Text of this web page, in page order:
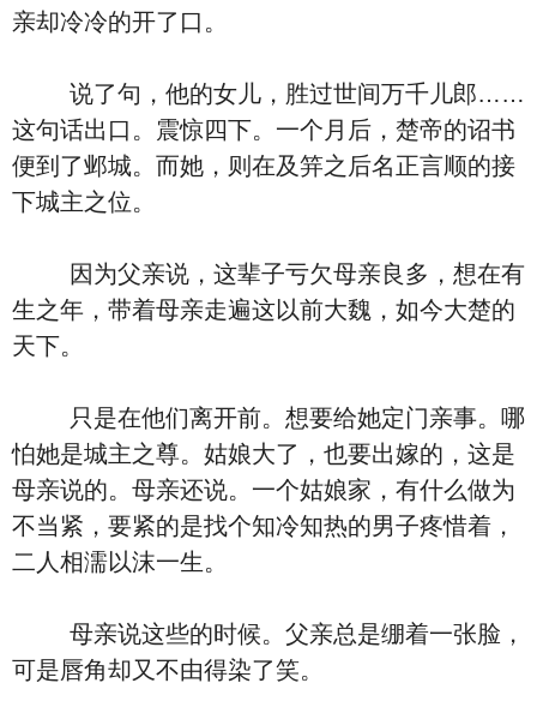
亲却冷冷的开了口。
说了句，他的女儿，胜过世间万千儿郎……
这句话出口。震惊四下。一个月后，楚帝的诏书
便到了邺城。而她，则在及笄之后名正言顺的接
下城主之位。
因为父亲说，这辈子亏欠母亲良多，想在有
生之年，带着母亲走遍这以前大魏，如今大楚的
天下。
只是在他们离开前。想要给她定门亲事。哪
怕她是城主之尊。姑娘大了，也要出嫁的，这是
母亲说的。母亲还说。一个姑娘家，有什么做为
不当紧，要紧的是找个知冷知热的男子疼惜着，
二人相濡以沫一生。
母亲说这些的时候。父亲总是绷着一张脸，
可是唇角却又不由得染了笑。